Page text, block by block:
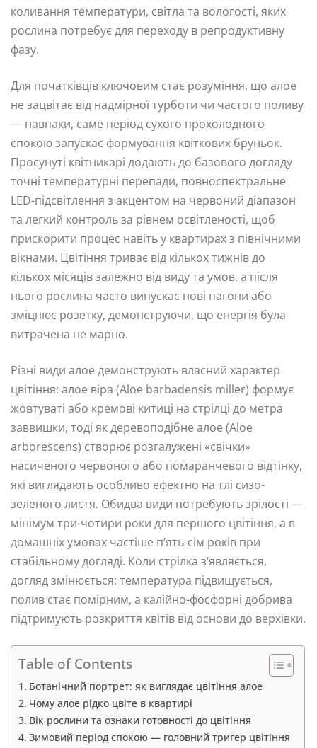
коливання температури, світла та вологості, яких
рослина потребує для переходу в репродуктивну
фазу.
Для початківців ключовим стає розуміння, що алое
не зацвітає від надмірної турботи чи частого поливу
— навпаки, саме період сухого прохолодного
спокою запускає формування квіткових бруньок.
Просунуті квітникарі додають до базового догляду
точні температурні перепади, повноспектральне
LED-підсвітлення з акцентом на червоний діапазон
та легкий контроль за рівнем освітленості, щоб
прискорити процес навіть у квартирах з північними
вікнами. Цвітіння триває від кількох тижнів до
кількох місяців залежно від виду та умов, а після
нього рослина часто випускає нові пагони або
зміцнює розетку, демонструючи, що енергія була
витрачена не марно.
Різні види алое демонструють власний характер
цвітіння: алое віра (Aloe barbadensis miller) формує
жовтуваті або кремові китиці на стрілці до метра
заввишки, тоді як деревоподібне алое (Aloe
arborescens) створює розгалужені «свічки»
насиченого червоного або помаранчевого відтінку,
які виглядають особливо ефектно на тлі сизо-
зеленого листя. Обидва види потребують зрілості —
мінімум три-чотири роки для першого цвітіння, а в
домашніх умовах частіше п’ять-сім років при
стабільному догляді. Коли стрілка з’являється,
догляд змінюється: температура підвищується,
полив стає помірним, а калійно-фосфорні добрива
підтримують розкриття квітів від основи до верхівки.
Table of Contents
Ботанічний портрет: як виглядає цвітіння алое
Чому алое рідко цвіте в квартирі
Вік рослини та ознаки готовності до цвітіння
Зимовий період спокою — головний тригер цвітіння